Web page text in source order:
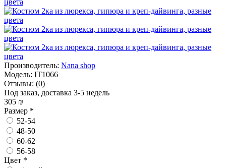
Производитель: Nana shop
Модель: IT1066
Отзывы: (0)
Под заказ, доставка 3-5 недель
305 ₪
Размер *
52-54
48-50
60-62
56-58
Цвет *